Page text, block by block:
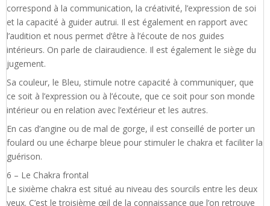
correspond à la communication, la créativité, l’expression de soi
et la capacité à guider autrui. Il est également en rapport avec
l’audition et nous permet d’être à l’écoute de nos guides
intérieurs. On parle de clairaudience. Il est également le siège du
jugement.
Sa couleur, le Bleu, stimule notre capacité à communiquer, que
ce soit à l’expression ou à l’écoute, que ce soit pour son monde
intérieur ou en relation avec l’extérieur et les autres.
En cas d’angine ou de mal de gorge, il est conseillé de porter un
foulard ou une écharpe bleue pour stimuler le chakra et faciliter la
guérison.
6 – Le Chakra frontal
Le sixième chakra est situé au niveau des sourcils entre les deux
yeux. C’est le troisième œil de la connaissance que l’on retrouve